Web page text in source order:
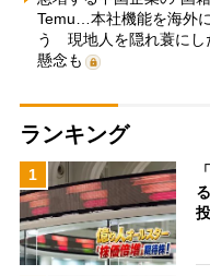
Temu…本社機能を海外
う 現地人を隠れ蓑にし
懸念も
ランキング
1